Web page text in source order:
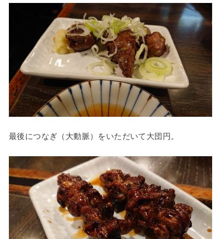
最後につなぎ（大動脈）をいただいて大団円。